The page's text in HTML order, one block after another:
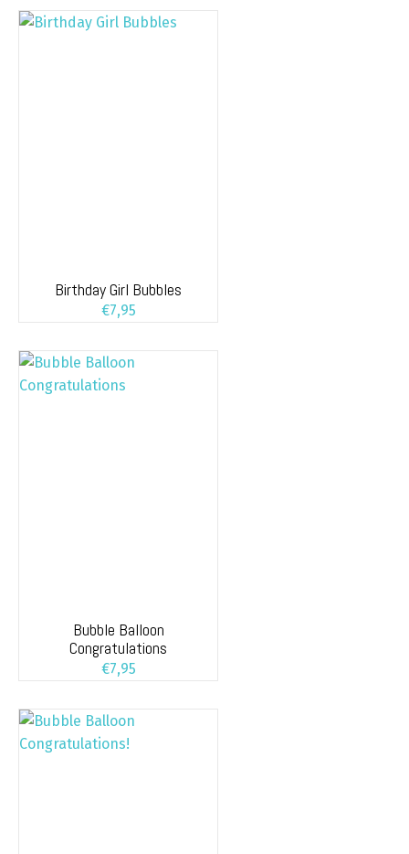
Birthday Girl Bubbles
€7,95
Bubble Balloon
Congratulations
€7,95